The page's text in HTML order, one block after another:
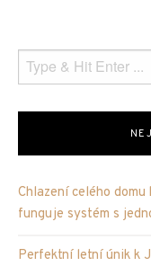
Chlazení celého
funguje systém s
Perfektní letní únik k